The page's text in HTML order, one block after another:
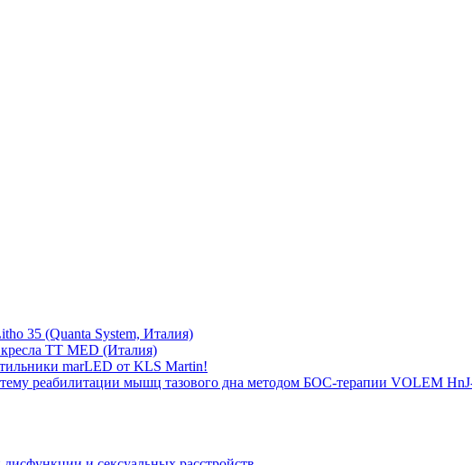
35 (Quanta System, Италия)
TT MED (Италия)
marLED от KLS Martin!
реабилитации мышц тазового дна методом БОС-терапии VOLEM